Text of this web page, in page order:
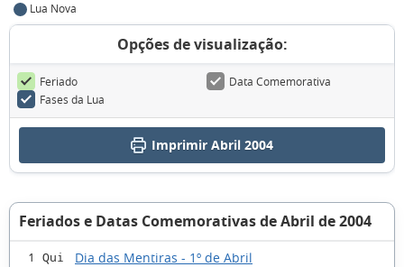
Lua Nova
Opções de visualização:
Feriado
Data Comemorativa
Fases da Lua
Imprimir Abril 2004
Feriados e Datas Comemorativas de Abril de 2004
1 Qui Dia das Mentiras - 1º de Abril